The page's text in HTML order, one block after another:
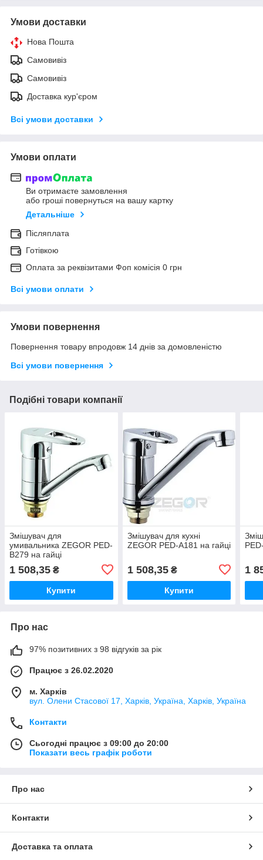
Умови доставки
Нова Пошта
Самовивіз
Самовивіз
Доставка кур'єром
Всі умови доставки
Умови оплати
Ви отримаєте замовлення
або гроші повернуться на вашу картку
Детальніше
Післяплата
Готівкою
Оплата за реквізитами Фоп комісія 0 грн
Всі умови оплати
Умови повернення
Повернення товару впродовж 14 днів за домовленістю
Всі умови повернення
Подібні товари компанії
Змішувач для
умивальника ZEGOR PED-
В279 на гайці
1 508,35 ₴
Купити
Змішувач для кухні
ZEGOR PED-A181 на гайці
1 508,35₴
Купити
1
Про нас
97% позитивних з 98 відгуків за рік
Працює з 26.02.2020
м. Харків
вул. Олени Стасової 17, Харків, Україна, Харків, Україна
Контакти
Сьогодні працює з 09:00 до 20:00
Показати весь графік роботи
Про нас
Контакти
Доставка та оплата